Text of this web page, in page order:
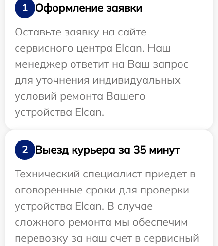
1
Оформление заявки
Оставьте заявку на сайте
сервисного центра Elcan. Наш
менеджер ответит на Ваш запрос
для уточнения индивидуальных
условий ремонта Вашего
устройства Elcan.
2
Выезд курьера за 35 минут
Технический специалист приедет в
оговоренные сроки для проверки
устройства Elcan. В случае
сложного ремонта мы обеспечим
перевозку за наш счет в сервисный